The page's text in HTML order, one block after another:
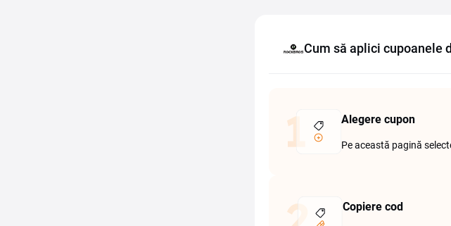
Cum să aplici cupoanele
Alegere cupon
Pe această pagină
Copiere cod